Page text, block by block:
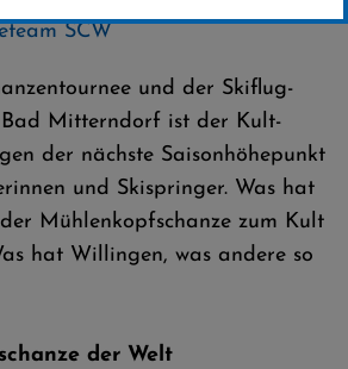
SCW
und der Skiflug-
Mitterndorf ist der Kult-
der nächste Saisonhöhepunkt
und Skispringer. Was hat
Mühlenkopfschanze zum Kult
hat Willingen, was andere so
der Welt